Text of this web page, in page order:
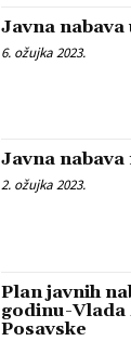
Javna
6. ožujka 2023.
Javna
2. ožujka 2023.
Plan javnih
godinu-Vlada
Posavske